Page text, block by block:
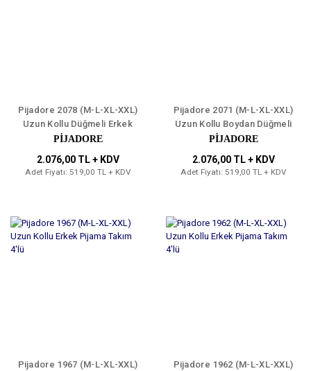
Pijadore 2078 (M-L-XL-XXL)
Uzun Kollu Düğmeli Erkek
Pijama Takım 4'lü
PİJADORE
2.076,00 TL + KDV
Adet Fiyatı: 519,00 TL + KDV
Pijadore 2071 (M-L-XL-XXL)
Uzun Kollu Boydan Düğmeli
Erkek Pijama Takım 4'lü
PİJADORE
2.076,00 TL + KDV
Adet Fiyatı: 519,00 TL + KDV
Pijadore 1967 (M-L-XL-XXL)
Pijadore 1962 (M-L-XL-XXL)